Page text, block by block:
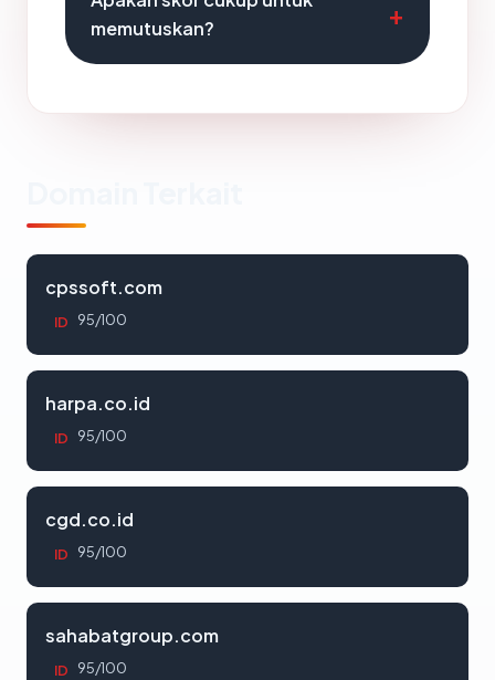
memutuskan?
cpssoft.com
ID 95/100
harpa.co.id
ID 95/100
cgd.co.id
ID 95/100
sahabatgroup.com
ID 95/100